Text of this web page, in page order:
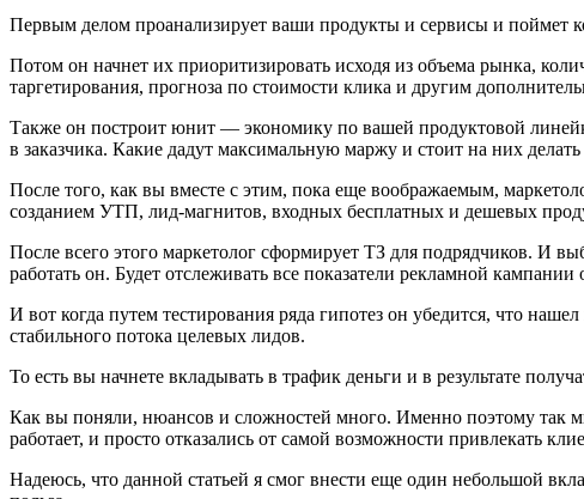
Первым делом проанализирует ваши продукты и сервисы и поймет
Потом он начнет их приоритизировать исходя из объема рынка,
таргетирования, прогноза по стоимости клика и другим
Также он построит юнит — экономику по вашей продуктовой
в заказчика. Какие дадут максимальную маржу и стоит на них
После того, как вы вместе с этим, пока еще воображаемым,
созданием УТП, лид-магнитов, входных бесплатных и дешевых
После всего этого маркетолог сформирует ТЗ для подрядчиков. И
работать он. Будет отслеживать все показатели рекламной
И вот когда путем тестирования ряда гипотез он убедится, что
стабильного потока целевых лидов.
То есть вы начнете вкладывать в трафик деньги и в результате
Как вы поняли, нюансов и сложностей много. Именно поэтому так
работает, и просто отказались от самой возможности привлекать
Надеюсь, что данной статьей я смог внести еще один небольшой